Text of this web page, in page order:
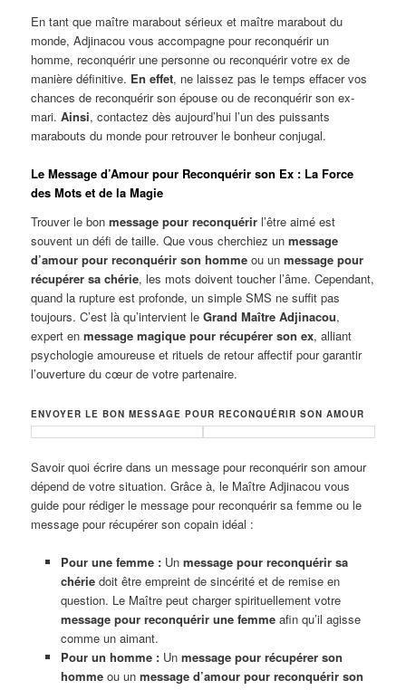
En tant que maître marabout sérieux et maître marabout du
monde, Adjinacou vous accompagne pour reconquérir un
homme, reconquérir une personne ou reconquérir votre ex de
manière définitive. En effet, ne laissez pas le temps effacer vos
chances de reconquérir son épouse ou de reconquérir son ex-
mari.Ainsi, contactez dès aujourd’hui l’un des puissants
marabouts du monde pour retrouver le bonheur conjugal.
Le Message d’Amour pour Reconquérir son Ex : La Force
des Mots et de la Magie
Trouver le bonmessage pour reconquérir l’être aimé est
souvent un défi de taille. Que vous cherchiez unmessage
d’amour pour reconquérir son homme ou unmessage pour
récupérer sa chérie, les mots doivent toucher l’âme. Cependant,
quand la rupture est profonde, un simple SMS ne suffit pas
toujours. C’est là qu’intervient leGrand Maître Adjinacou,
expert enmessage magique pour récupérer son ex, alliant
psychologie amoureuse et rituels de retour affectif pour garantir
l’ouverture du cœur de votre partenaire.
ENVOYER LE BON MESSAGE POUR RECONQUÉRIR SON AMOUR
Savoir quoi écrire dans un message pour reconquérir son amour
dépend de votre situation. Grâce à, le Maître Adjinacou vous
guide pour rédiger le message pour reconquérir sa femme ou le
message pour récupérer son copain idéal :
Pour une femme :Un message pour reconquérir sa
chériedoit être empreint de sincérité et de remise en
question. Le Maître peut charger spirituellement votre
message pour reconquérir une femmeafin qu’il agisse
comme un aimant.
Pour un homme :Un message pour récupérer son
hommeou un message d’amour pour reconquérir son